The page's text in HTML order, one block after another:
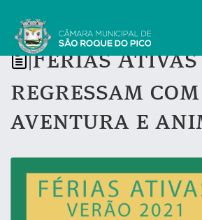
Férias Ativas
regressam
aventura e